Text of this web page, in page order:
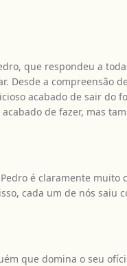
que respondeu a
Desde a compreensão
acabado de sair do
de fazer, mas
é claramente muito
cada um de nós saiu
que domina o seu